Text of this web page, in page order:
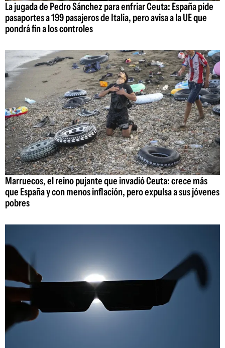
La jugada de Pedro Sánchez para enfriar Ceuta: España pide
pasaportes a 199 pasajeros de Italia, pero avisa a la UE que
pondrá fin a los controles
Marruecos, el reino pujante que invadió Ceuta: crece más
que España y con menos inflación, pero expulsa a sus jóvenes
pobres